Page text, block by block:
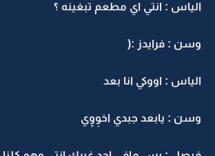
الياس : انتي اي مطعم تبغينه ؟
وسن : فرايدز :(
الياس : اووكي انا بعد
وسن : يابعد جبدي اخوِوٍي